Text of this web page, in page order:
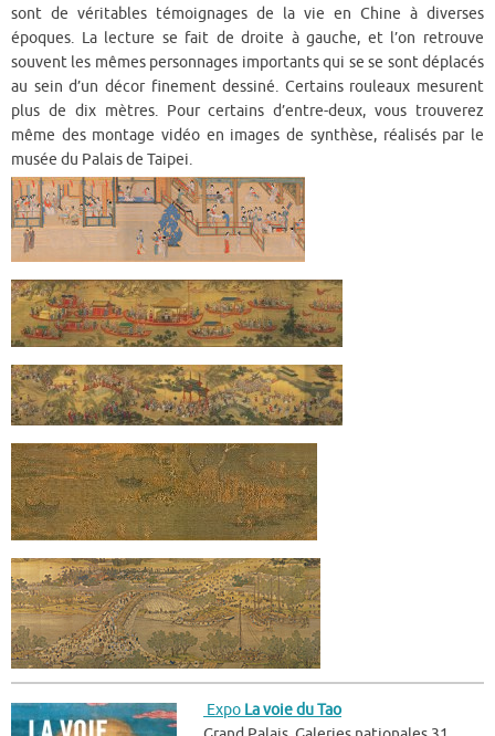
sont de véritables témoignages de la vie en Chine à diverses
époques. La lecture se fait de droite à gauche, et l’on retrouve
souvent les mêmes personnages importants qui se se sont déplacés
au sein d’un décor finement dessiné. Certains rouleaux mesurent
plus de dix mètres. Pour certains d’entre-deux, vous trouverez
même des montage vidéo en images de synthèse, réalisés par le
musée du Palais de Taipei.
Expo La voie du Tao